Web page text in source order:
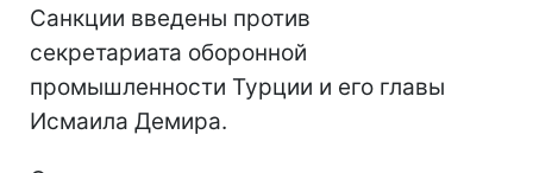
Санкции введены против
секретариата оборонной
промышленности Турции и его главы
Исмаила Демира.